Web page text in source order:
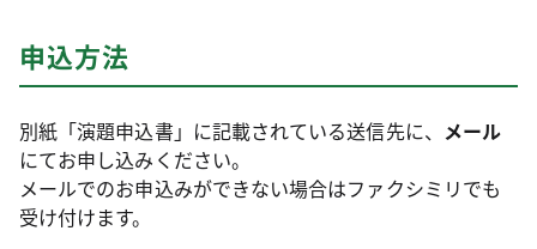
申込方法
別紙「演題申込書」に記載されている送信先に、 メール
にてお申し込みください。
メールでのお申込みができない場合はファクシミリでも
受け付けます。